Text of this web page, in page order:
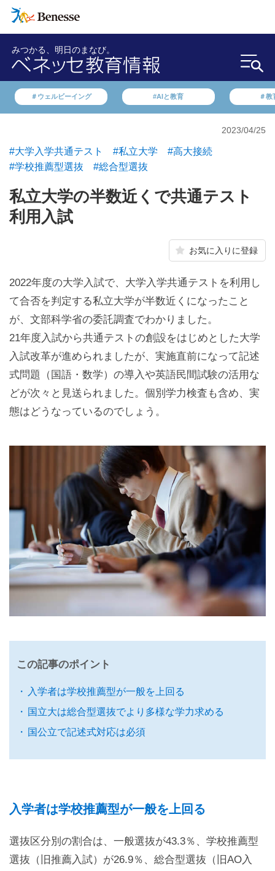
みつかる、明日のまなび。
＃ウェルビーイング #AIと教育 ＃教
2023/04/25
#大学入学共通テスト #私立大学
#高大接続
#学校推薦型選抜
#総合型選抜
私立大学の半数近くで共通テスト
利用入試
お気に入りに登録
2022年度の大学入試で、大学入学共通テストを利用し
て合否を判定する私立大学が半数近くになったこと
が、文部科学省の委託調査でわかりました。
21年度入試から共通テストの創設をはじめとした大学
入試改革が進められましたが、実施直前になって記述
式問題（国語・数学）の導入や英語民間試験の活用な
どが次々と見送られました。個別学力検査も含め、実
態はどうなっているのでしょう。
この記事のポイント
入学者は学校推薦型が一般を上回る
国立大は総合型選抜でより多様な学力求める
国公立で記述式対応は必須
入学者は学校推薦型が一般を上回る
選抜区分別の割合は、一般選抜が43.3％、学校推薦型
選抜（旧推薦入試）が26.9％、総合型選抜（旧AO入